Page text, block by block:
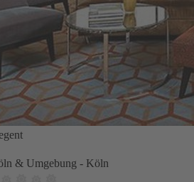
& Umgebung - Köln